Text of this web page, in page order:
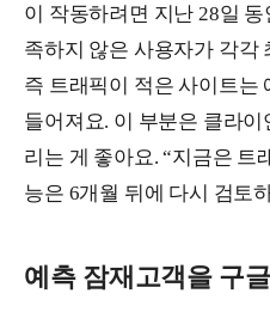
이 작동하려면 지난 28일
족하지 않은 사용자가 각각
즉 트래픽이 적은 사이트는
들어져요. 이 부분은 클라
리는 게 좋아요. “지금은 트
능은 6개월 뒤에 다시 검토
예측 잠재고객을 구